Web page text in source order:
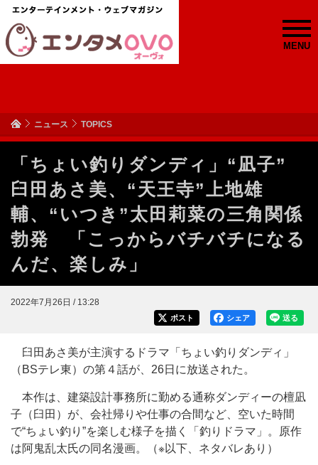
MENU
ニュース TOPICS
「ちょい釣りダンディ」“凪子”
臼田あさ美、“天王寺”上地雄
輔、“いつき”太田莉菜の三角関係
勃発 「こっからバチバチになる
んだ、楽しみ」
2022年7月26日 / 13:28
送る
シェア
ポスト
臼田あさ美が主演するドラマ「ちょい釣りダンディ」
（BSテレ東）の第４話が、26日に放送された。
本作は、建築設計事務所に勤める通称ダンディーの檀凪
子（臼田）が、会社帰りや仕事の合間など、空いた時間
で“ちょい釣り”を楽しむ様子を描く「釣りドラマ」。原作
は阿鬼乱太氏の同名漫画。（※以下、ネタバレあり）